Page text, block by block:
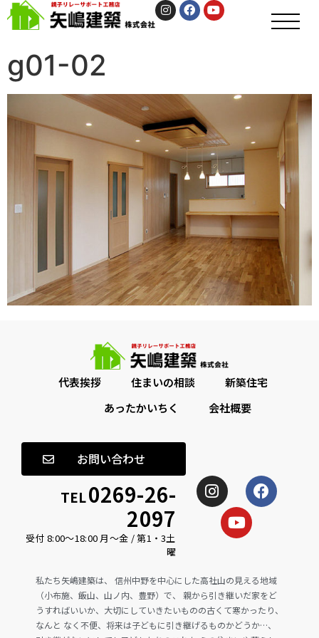
g01-02
代表挨拶 住まいの相談
新築住宅
あったかいちく
会社概要
お問い合わせ
TEL0269-26-
2097
受付 8:00〜18:00 月〜金 / 第1・3土
曜
私たち矢嶋建築は、 信州中野を中心にした高社山の見える地域
（小布施、飯山、山ノ内、豊野）で、 親から引き継いだ家をど
うすればいいか、大切にしていきたいものの古くて寒かったり、
なんと なく不便、将来は子どもに引き継げるものかどうか…、